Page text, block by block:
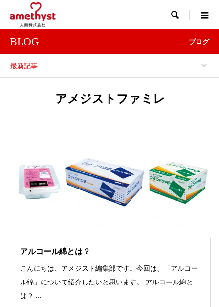

BLOG ブログ
最新記事
アメジストファミレ
アルコール綿とは？
こんにちは、アメジスト編集部です。今回は、「アルコー
ル綿」について紹介したいと思います。 アルコール綿と
は？ ...